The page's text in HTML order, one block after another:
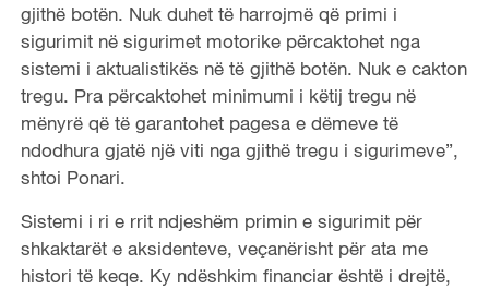
gjithë botën. Nuk duhet të harrojmë që primi i
sigurimit në sigurimet motorike përcaktohet nga
sistemi i aktualistikës në të gjithë botën. Nuk e cakton
tregu. Pra përcaktohet minimumi i këtij tregu në
mënyrë që të garantohet pagesa e dëmeve të
ndodhura gjatë një viti nga gjithë tregu i sigurimeve”,
shtoi Ponari.
Sistemi i ri e rrit ndjeshëm primin e sigurimit për
shkaktarët e aksidenteve, veçanërisht për ata me
histori të keqe. Ky ndëshkim financiar është i drejtë,